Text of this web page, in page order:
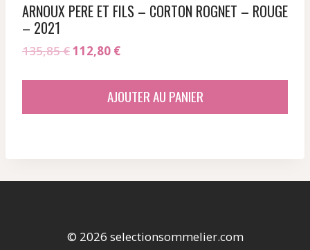
ARNOUX PERE ET FILS – CORTON ROGNET – ROUGE
– 2021
135,85€Le
112,80 €Le
est :
AJOUTER AU PANIER
© 2026 selectionsommelier.com